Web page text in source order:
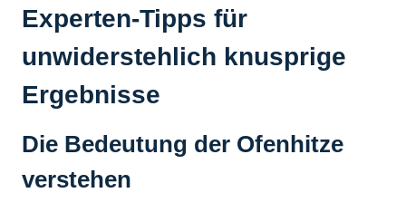
Experten-Tipps für
unwiderstehlich knusprige
Ergebnisse
Die Bedeutung der Ofenhitze
verstehen